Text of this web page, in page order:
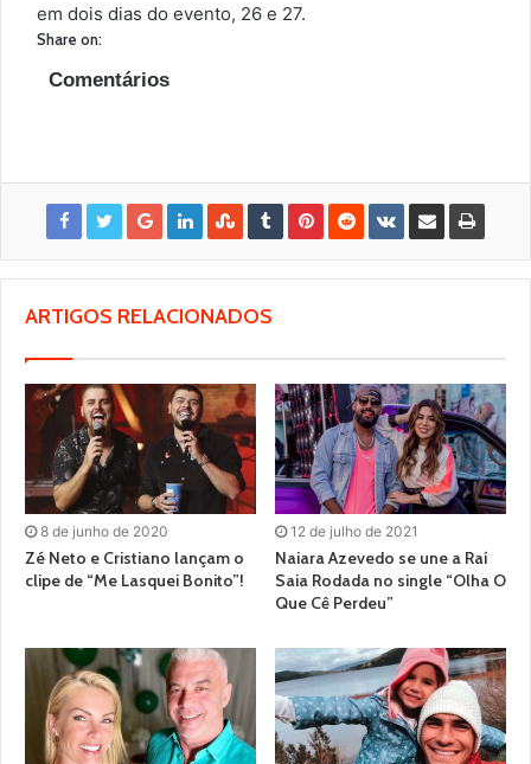
em dois dias do evento, 26 e 27.
Share on:
Comentários
ARTIGOS RELACIONADOS
8 de junho de 2020
Zé Neto e Cristiano lançam o
clipe de “Me Lasquei Bonito”!
12 de julho de 2021
Naiara Azevedo se une a Raí
Saia Rodada no single “Olha O
Que Cê Perdeu”